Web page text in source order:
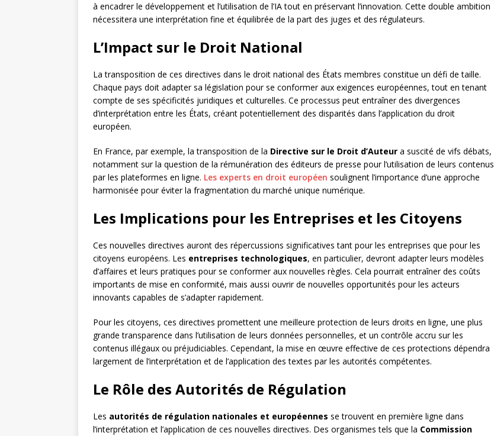
à encadrer le développement et l’utilisation de l’IA tout en préservant l’innovation. Cette double ambition
nécessitera une interprétation fine et équilibrée de la part des juges et des régulateurs.
L’Impact sur le Droit National
La transposition de ces directives dans le droit national des États membres constitue un défi de taille.
Chaque pays doit adapter sa législation pour se conformer aux exigences européennes, tout en tenant
compte de ses spécificités juridiques et culturelles. Ce processus peut entraîner des divergences
d’interprétation entre les États, créant potentiellement des disparités dans l’application du droit
européen.
En France, par exemple, la transposition de la Directive sur le Droit d’Auteur a suscité de vifs débats,
notamment sur la question de la rémunération des éditeurs de presse pour l’utilisation de leurs contenus
par les plateformes en ligne. Les experts en droit européen soulignent l’importance d’une approche
harmonisée pour éviter la fragmentation du marché unique numérique.
Les Implications pour les Entreprises et les Citoyens
Ces nouvelles directives auront des répercussions significatives tant pour les entreprises que pour les
citoyens européens. Les entreprises technologiques, en particulier, devront adapter leurs modèles
d’affaires et leurs pratiques pour se conformer aux nouvelles règles. Cela pourrait entraîner des coûts
importants de mise en conformité, mais aussi ouvrir de nouvelles opportunités pour les acteurs
innovants capables de s’adapter rapidement.
Pour les citoyens, ces directives promettent une meilleure protection de leurs droits en ligne, une plus
grande transparence dans l’utilisation de leurs données personnelles, et un contrôle accru sur les
contenus illégaux ou préjudiciables. Cependant, la mise en œuvre effective de ces protections dépendra
largement de l’interprétation et de l’application des textes par les autorités compétentes.
Le Rôle des Autorités de Régulation
Les autorités de régulation nationales et européennes se trouvent en première ligne dans
l’interprétation et l’application de ces nouvelles directives. Des organismes tels que la Commission